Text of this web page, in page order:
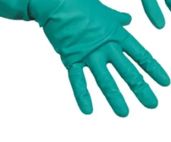
Dr. Schnell
Мытье окон и вертикальных
поверхностей